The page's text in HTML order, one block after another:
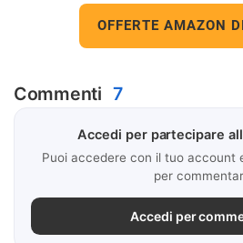
OFFERTE AMAZON
Commenti 7
Accedi per partecipare
Puoi accedere con il tuo account
per
Accedi per